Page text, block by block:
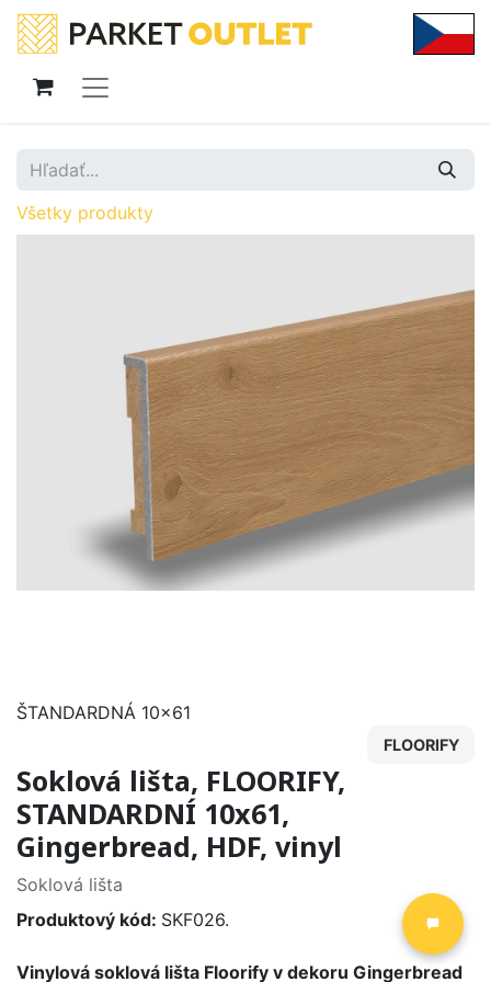
Všetky produkty
ŠTANDARDNÁ 10x61
FLOORIFY
Soklová lišta, FLOORIFY,
STANDARDNÍ 10x61,
Gingerbread, HDF, vinyl
Soklová lišta
Produktový kód: SKF026.
Vinylová soklová lišta Floorify v dekoru Gingerbread